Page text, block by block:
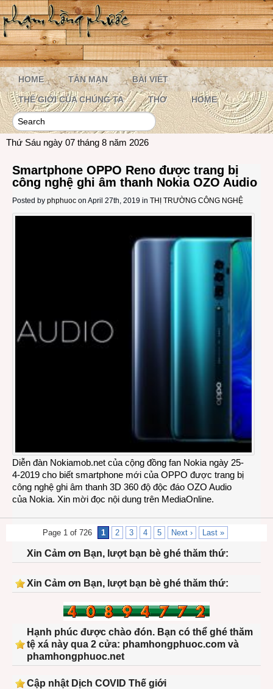
HOME TẢN MẠN BÀI VIẾT
THẾ GIỚI CỦA CHÚNG TA THƠ HOME
Thứ Sáu ngày 07 tháng 8 năm 2026
Smartphone OPPO Reno được trang bị
công nghệ ghi âm thanh Nokia OZO Audio
Posted by phphuoc on April 27th, 2019 in THỊ TRƯỜNG CÔNG NGHỆ
Diễn đàn Nokiamob.net của cộng đồng fan Nokia ngày 25-
4-2019 cho biết smartphone mới của OPPO được trang bị
công nghệ ghi âm thanh 3D 360 độ độc đáo OZO Audio
của Nokia. Xin mời đọc nội dung trên MediaOnline.
Page 1 of 726 1 2 3 4 5 Next › Last »
Xin Cảm ơn Bạn, lượt bạn bè ghé thăm thứ:
Xin Cảm ơn Bạn, lượt bạn bè ghé thăm thứ:
Hạnh phúc được chào đón. Bạn có thể ghé thăm
tệ xá này qua 2 cửa: phamhongphuoc.com và
phamhongphuoc.net
Cập nhật Dịch COVID Thế giới